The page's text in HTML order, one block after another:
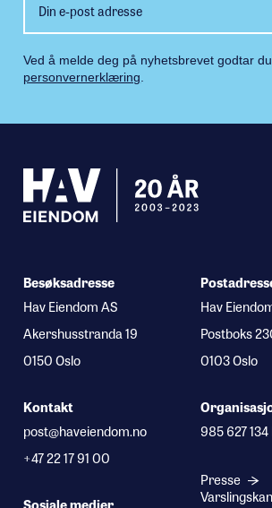
Ved å melde deg på nyhetsbrevet godtar
personvernerklæring
Besøksadresse
Hav Eiendom AS
Akershusstranda 19
0150 Oslo
Kontakt
post@haveiendom.no
+47 22 17 91 00
Sosiale medier
Hav
Postboks
0103 Oslo
985 627 134
Presse
Hva leter du etter?